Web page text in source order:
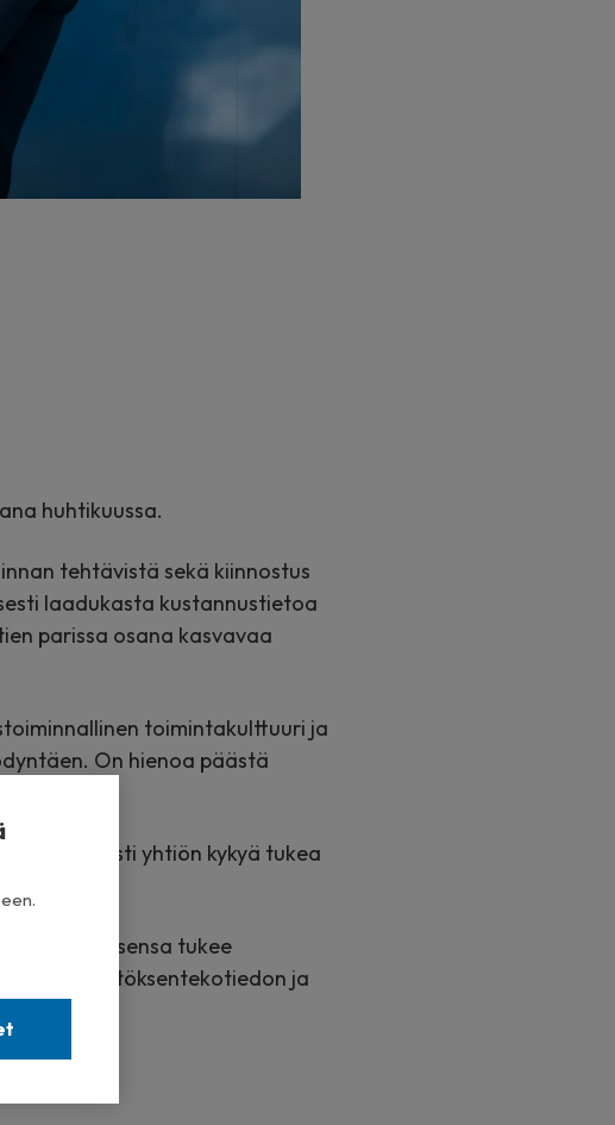
huhtikuussa.
tehtävistä sekä kiinnostus
laadukasta kustannustietoa
parissa osana kasvavaa
toimintakulttuuri ja
On hienoa päästä
erityisesti yhtiön kykyä tukea
osaamisensa tukee
päätöksentekotiedon ja